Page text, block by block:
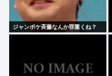
ジャンポケ斉藤なんか罪重くね？